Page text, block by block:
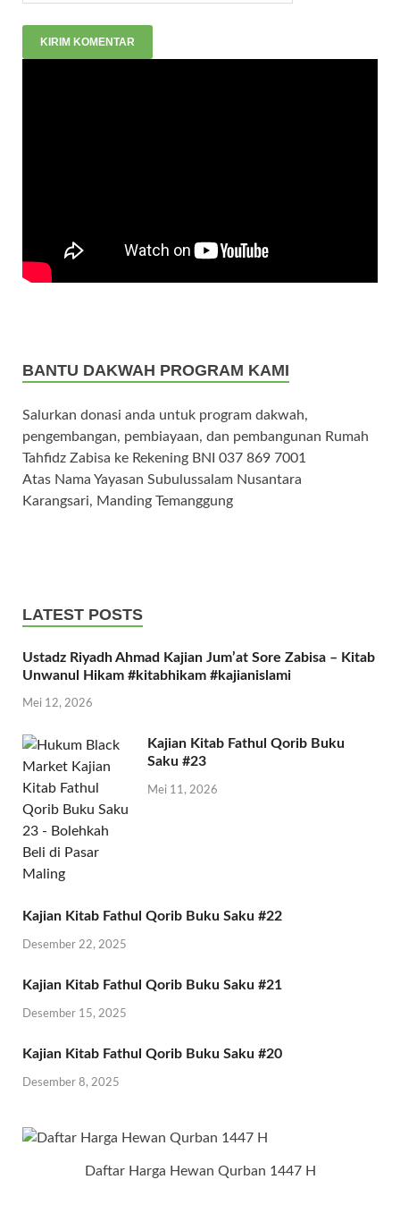
BANTU DAKWAH PROGRAM KAMI
Salurkan donasi anda untuk program dakwah,
pengembangan, pembiayaan, dan pembangunan Rumah
Tahfidz Zabisa ke Rekening BNI 037 869 7001
Atas Nama Yayasan Subulussalam Nusantara
Karangsari, Manding Temanggung
LATEST POSTS
Ustadz Riyadh Ahmad Kajian Jum’at Sore Zabisa – Kitab
Unwanul Hikam #kitabhikam #kajianislami
Mei 12, 2026
Kajian Kitab Fathul Qorib Buku
Saku #23
Mei 11, 2026
Kajian Kitab Fathul Qorib Buku Saku #22
Desember 22, 2025
Kajian Kitab Fathul Qorib Buku Saku #21
Desember 15, 2025
Kajian Kitab Fathul Qorib Buku Saku #20
Desember 8, 2025
Daftar Harga Hewan Qurban 1447 H